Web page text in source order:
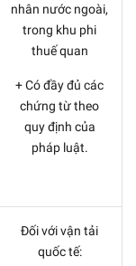
nhân nước ngoài,
trong khu phi
thuế quan
+ Có đầy đủ các
chứng từ theo
quy định của
pháp luật.
Đối với vận tải
quốc tế: